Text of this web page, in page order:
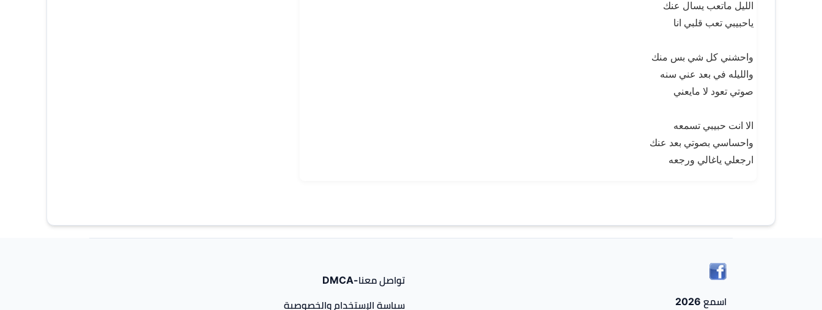
الليل ماتعب يسال عنك
ياحبيبي تعب قلبي انا
واحشني كل شي بس منك
والليله في بعد عني سنه
صوتي تعود لا مايعني
الا انت حبيبي تسمعه
واحساسي بصوتي بعد عنك
ارجعلي ياغالي ورجعه
اسمع 2026
تواصل معنا-DMCA
سياسة الإستخدام والخصوصية